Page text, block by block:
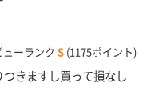
ューランク S (1175ポイント)
きますし買って損なし